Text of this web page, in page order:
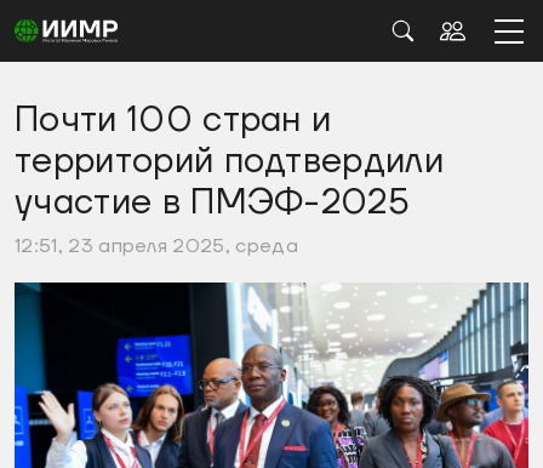
Почти 100 стран и
территорий подтвердили
участие в ПМЭФ-2025
12:51, 23 апреля 2025, среда